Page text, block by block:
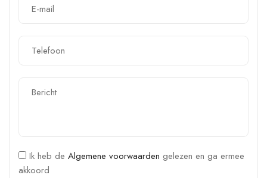
Ik heb de Algemene voorwaarden gelezen en ga ermee
akkoord